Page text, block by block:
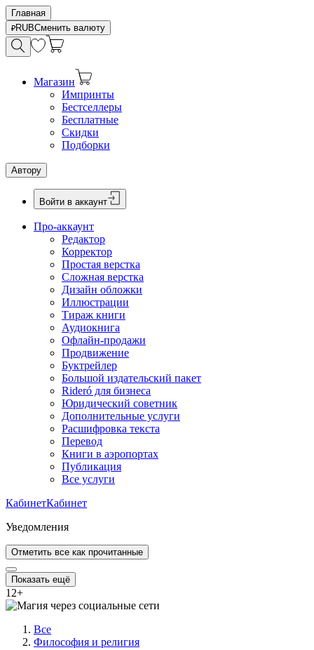
Главная
RUBСменить валюту
Магазин
Импринты
Бестселлеры
Бесплатные
Скидки
Подборки
Автору
Войти в аккаунт
Про-аккаунт
Редактор
Корректор
Простая верстка
Сложная верстка
Дизайн обложки
Иллюстрации
Тираж книги
Аудиокнига
Офлайн-продажи
Продвижение
Буктрейлер
Большой издательский пакет
Rideró для бизнеса
Юридический советник
Дополнительные услуги
Расшифровка текста
Перевод
Книги в аэропортах
Публикация
Все услуги
КабинетКабинет
Уведомления
Отметить все как прочитанные
Показать ещё
12+
Все
Философия и религия